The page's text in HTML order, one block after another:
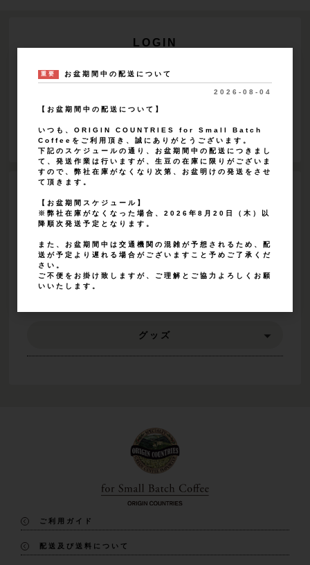
LOGIN
新規会員登録
CATEGORY
生産国
グッズ
ご利用ガイド
配送及び送料について
重要 お盆期間中の配送について
2026-08-04
【お盆期間中の配送について】
いつも、ORIGIN COUNTRIES for Small Batch
Coffeeをご利用頂き、誠にありがとうございます。
下記のスケジュールの通り、お盆期間中の配送につきまし
て、発送作業は行いますが、生豆の在庫に限りがございま
すので、弊社在庫がなくなり次第、お盆明けの発送をさせ
て頂きます。
【お盆期間スケジュール】
※弊社在庫がなくなった場合、2026年8月20日（木）以
降順次発送予定となります。
また、お盆期間中は交通機関の混雑が予想されるため、配
送が予定より遅れる場合がございますこと予めご了承くだ
さい。
ご不便をお掛け致しますが、ご理解とご協力よろしくお願
いいたします。